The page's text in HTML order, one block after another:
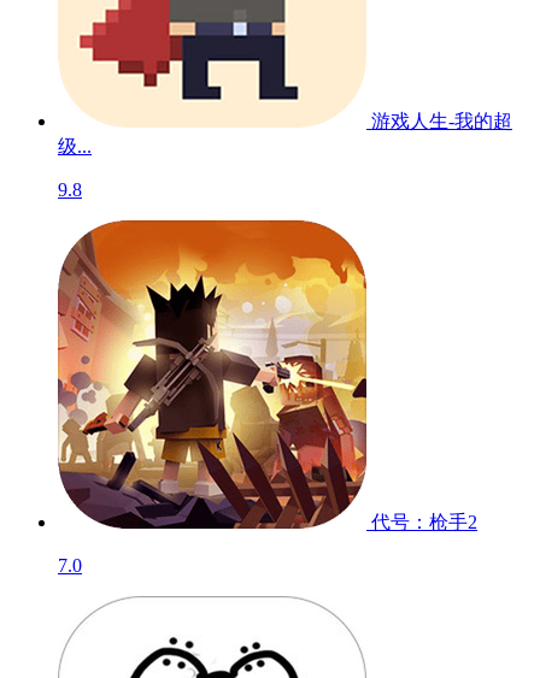
游戏人生-我的超
级...
9.8
代号：枪手2
7.0